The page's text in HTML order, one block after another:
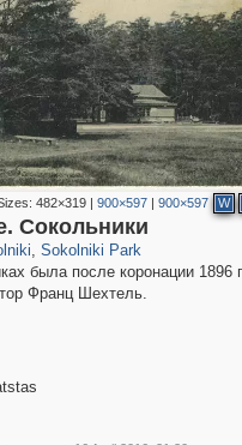
482×319 |900×597 |900×597 W
Сокольники
, Sokolniki Park
2,775 6
была после коронации 1896
Франц Шехтель.